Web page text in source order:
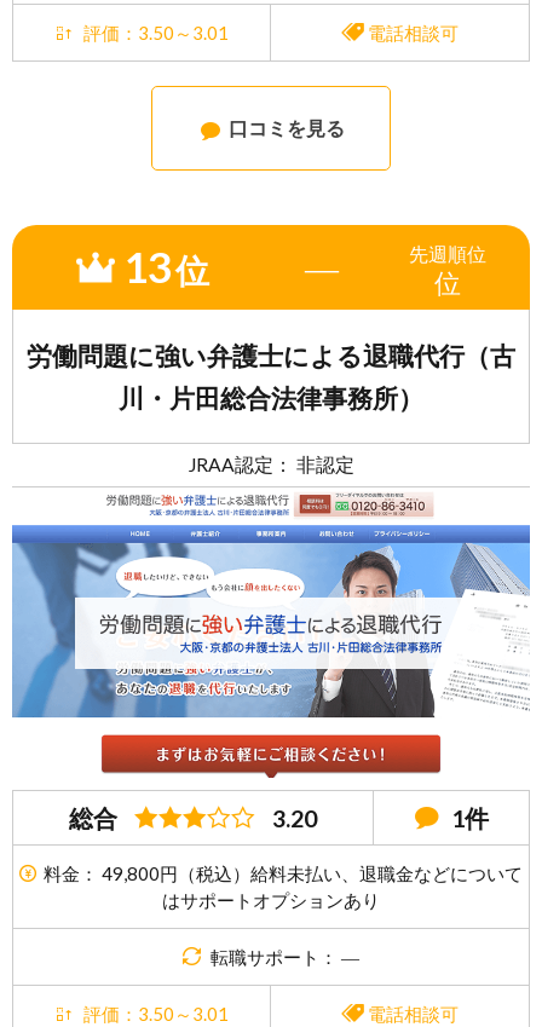
評価：3.50～3.01 電話相談可
口コミを見る
13位 ― 先週 順位
位
労働問題に強い弁護士による退職代行（古
川・片田総合法律事務所）
JRAA認定： 非認定
総合 3.20 1件
料金： 49,800円（税込）給料未払い、退職金などについて
はサポートオプションあり
転職サポート： ―
評価：3.50～3.01 電話相談可